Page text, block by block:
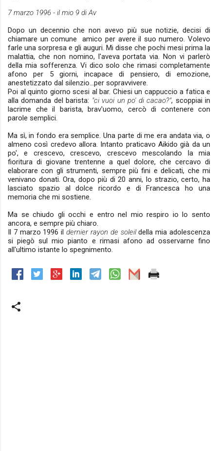
7 marzo 1996 - il mio 9 di Av
Dopo un decennio che non avevo più sue notizie, decisi di
chiamare un comune amico per avere il suo numero. Volevo
farle una sorpresa e gli auguri. Mi disse che pochi mesi prima la
malattia, che non nomino, l'aveva portata via. Non vi parlerò
della mia sofferenza. Vi dico solo che rimasi completamente
afono per 5 giorni, incapace di pensiero, di emozione,
anestetizzato dal silenzio...per sopravvivere.
Poi al quinto giorno scesi al bar. Chiesi un cappuccio a fatica e
alla domanda del barista: "ci vuoi un po' di cacao?", scoppiai in
lacrime che il barista, brav'uomo, cercò di contenere con
parole semplici.
Ma sì, in fondo era semplice. Una parte di me era andata via, o
almeno così credevo allora. Intanto praticavo Aikido già da un
po', e crescevo, crescevo, crescevo mescolando la mia
fioritura di giovane trentenne a quel dolore, che cercavo di
elaborare con gli strumenti, sempre più fini e delicati, che mi
venivano donati. Ora, dopo più di 20 anni, lo strazio, certo, ha
lasciato spazio al dolce ricordo e di Francesca ho una
memoria che mi sostiene.
Ma se chiudo gli occhi e entro nel mio respiro io lo sento
ancora, e sempre più chiaro.
Il 7 marzo 1996 ildernier rayon de soleildella mia adolescenza
si piegò sul mio pianto e rimasi afono ad osservarne fino
all'ultimo istante lo spegnimento.